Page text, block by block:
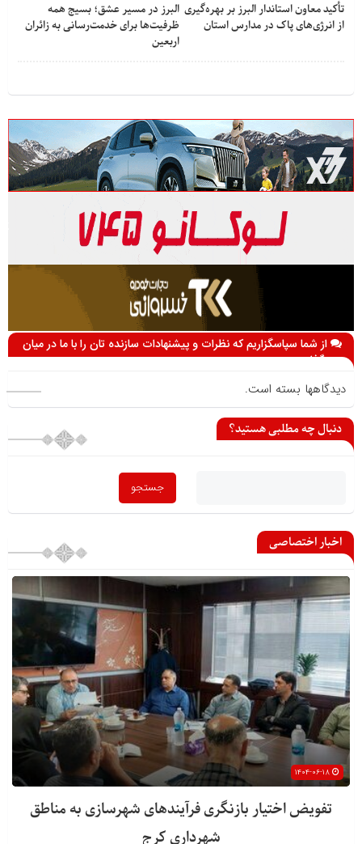
تأکید معاون استاندار البرز بر بهره‌گیری
از انرژی‌های پاک در مدارس استان
البرز در مسیر عشق؛ بسیج همه
ظرفیت‌ها برای خدمت‌رسانی به زائران
اربعین
از شما سپاسگزاریم که نظرات و پیشنهادات سازنده تان را با ما در میان
می گذارید
دیدگاهها بسته است.
دنبال چه مطلبی هستید؟
اخبار اختصاصی
تفویض اختیار بازنگری فرآیندهای شهرسازی به مناطق
شهرداری کرج